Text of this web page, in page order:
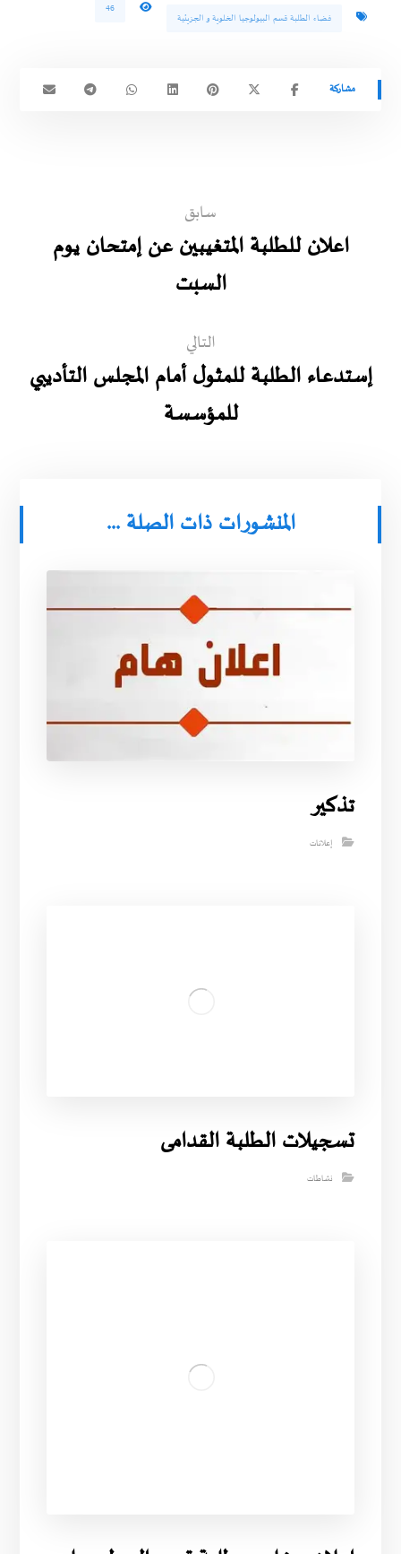
فضاء الطلبة قسم البيولوجيا الخلوية و الجزيئية
46
سابق
اعلان للطلبة المتغيبين عن إمتحان يوم
السبت
التالي
إستدعاء الطلبة للمثول أمام المجلس التأديبي
للمؤسسة
المنشورات ذات الصلة ...
تذكير
إعلانات
تسجيلات الطلبة القدامى
نشاطات